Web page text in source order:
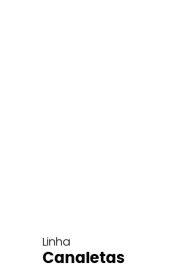
Linha
Canaletas